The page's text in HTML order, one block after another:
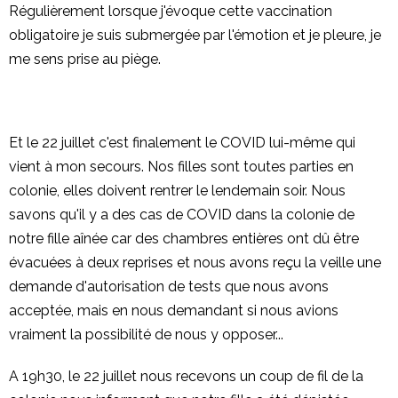
Régulièrement lorsque j'évoque cette vaccination
obligatoire je suis submergée par l'émotion et je pleure, je
me sens prise au piège.
Et le 22 juillet c'est finalement le COVID lui-même qui
vient à mon secours. Nos filles sont toutes parties en
colonie, elles doivent rentrer le lendemain soir. Nous
savons qu'il y a des cas de COVID dans la colonie de
notre fille aînée car des chambres entières ont dû être
évacuées à deux reprises et nous avons reçu la veille une
demande d'autorisation de tests que nous avons
acceptée, mais en nous demandant si nous avions
vraiment la possibilité de nous y opposer...
A 19h30, le 22 juillet nous recevons un coup de fil de la